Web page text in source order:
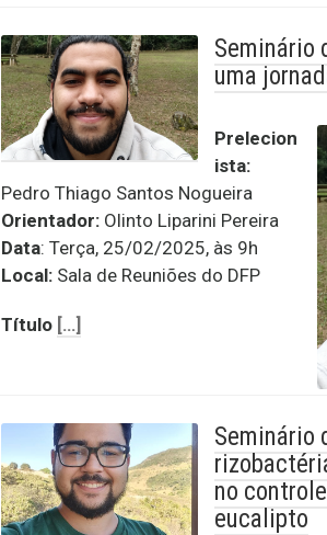
Seminário
uma
Prelecion
ista:
Pedro Thiago Santos Nogueira
Orientador: Olinto Liparini Pereira
Data: Terça, 25/02/2025, às 9h
Local: Sala de Reuniões do DFP
Título […]
Seminário
no
eucalipto